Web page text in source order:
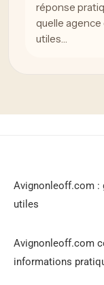
réponse
quelle
utiles…
Avignonleoff.com :
utiles
Avignonleoff.com
informations